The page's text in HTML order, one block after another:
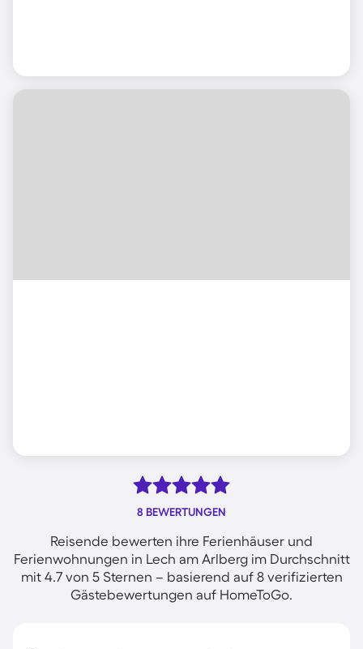
8 BEWERTUNGEN
Reisende bewerten ihre Ferienhäuser und
Ferienwohnungen in Lech am Arlberg im Durchschnitt
mit 4.7 von 5 Sternen – basierend auf 8 verifizierten
Gästebewertungen auf HomeToGo.